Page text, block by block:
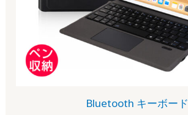
Bluetooth キーボード